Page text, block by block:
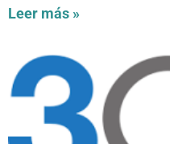
Leer más »